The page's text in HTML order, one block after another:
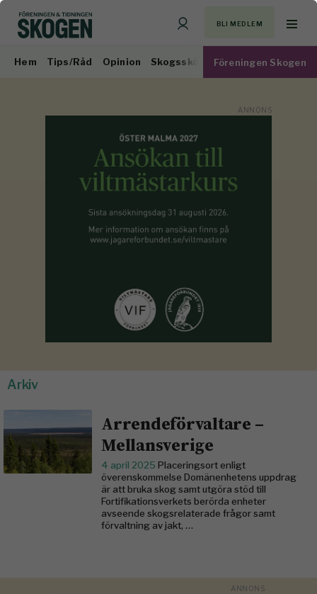
BLI MEDLEM
Hem Tips/Råd Opinion Skogsskötsel Virkesmarknad
Föreningen Skogen
Arkiv
Arrendeförvaltare –
Mellansverige
4 april 2025 Placeringsort enligt
överenskommelse Domänenhetens uppdrag
är att bruka skog samt utgöra stöd till
Fortifikationsverkets berörda enheter
avseende skogsrelaterade frågor samt
förvaltning av jakt, …